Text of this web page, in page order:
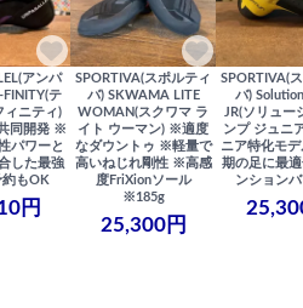
アンパ
FINITY(テ
ィニティ)
同開発 ※
パワーと
した最強
もOK
円
SPORTIVA(スポルティ
バ) SKWAMA LITE
WOMAN(スクワマ ラ
イト ウーマン) ※適度
なダウントゥ ※軽量で
高いねじれ剛性 ※高感
度FriXionソール
※185g
25,300円
SPORTIVA(
バ)
JR(ソリュー
ンプ ジュニ
ニア特化モ
期の足に最
ンション